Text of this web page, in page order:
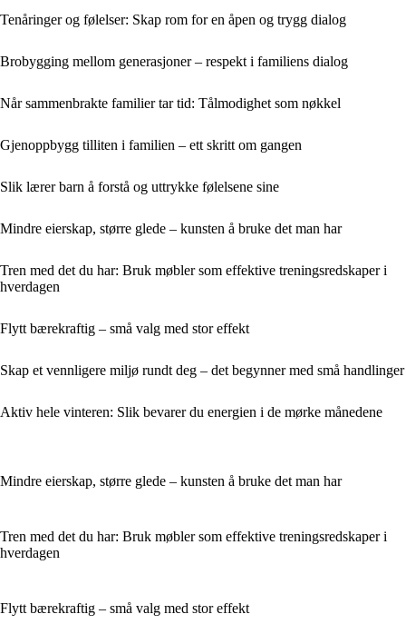
Tenåringer og følelser: Skap rom for en åpen og trygg dialog
Brobygging mellom generasjoner – respekt i familiens dialog
Når sammenbrakte familier tar tid: Tålmodighet som nøkkel
Gjenoppbygg tilliten i familien – ett skritt om gangen
Slik lærer barn å forstå og uttrykke følelsene sine
Mindre eierskap, større glede – kunsten å bruke det man har
Tren med det du har: Bruk møbler som effektive treningsredskaper i
hverdagen
Flytt bærekraftig – små valg med stor effekt
Skap et vennligere miljø rundt deg – det begynner med små handlinger
Aktiv hele vinteren: Slik bevarer du energien i de mørke månedene
Mindre eierskap, større glede – kunsten å bruke det man har
Tren med det du har: Bruk møbler som effektive treningsredskaper i
hverdagen
Flytt bærekraftig – små valg med stor effekt